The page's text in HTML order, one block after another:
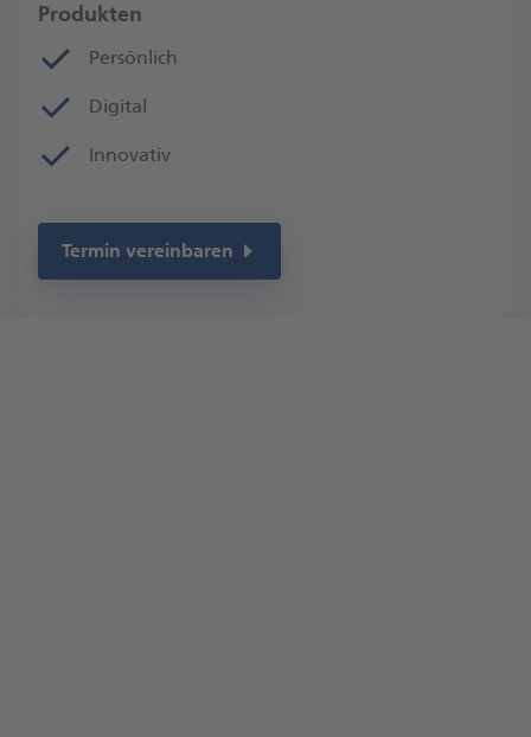
Produkten
Persönlich
Digital
Innovativ
Termin vereinbaren